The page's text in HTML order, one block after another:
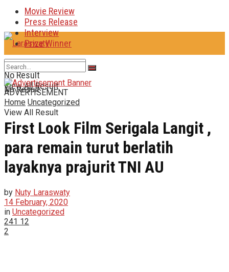
Movie Review
Press Release
Interview
Prize Winner
No Result
View All Result
No Result
View All Result
ADVERTISEMENT
Home Uncategorized
First Look Film Serigala Langit ,
para remain turut berlatih
layaknya prajurit TNI AU
by Nuty Laraswaty
14 February, 2020
in Uncategorized
241 12
2